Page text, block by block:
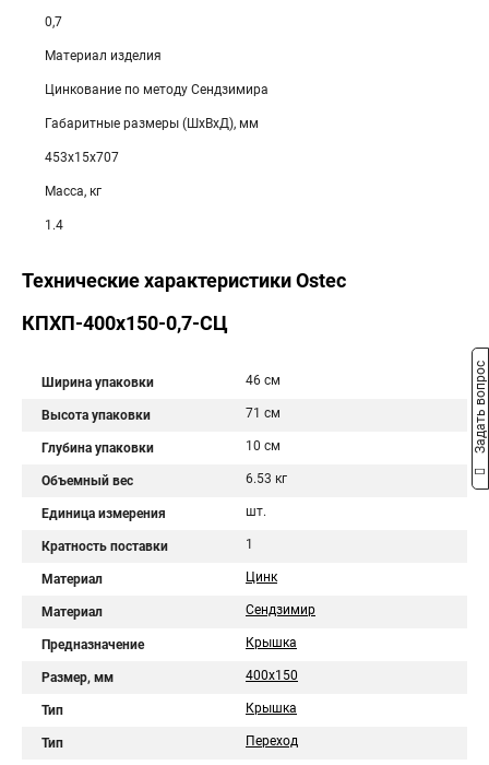
0,7
Материал изделия
Цинкование по методу Сендзимира
Габаритные размеры (ШхВхД), мм
453х15х707
Масса, кг
1.4
Технические характеристики Ostec
КПХП-400х150-0,7-СЦ
Ширина упаковки 46 см
Высота упаковки 71 см
Глубина упаковки 10 см
Объемный вес 6.53 кг
Единица измерения шт.
Кратность поставки 1
Материал Цинк
Материал Сендзимир
Предназначение Крышка
Размер, мм 400х150
Тип Крышка
Тип Переход
Задать вопрос